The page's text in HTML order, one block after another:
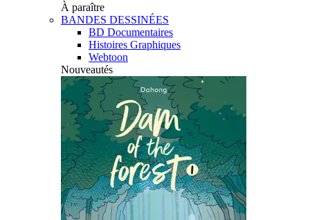
À paraître
BANDES DESSINÉES
BD Documentaires
Histoires Graphiques
Webtoon
Nouveautés